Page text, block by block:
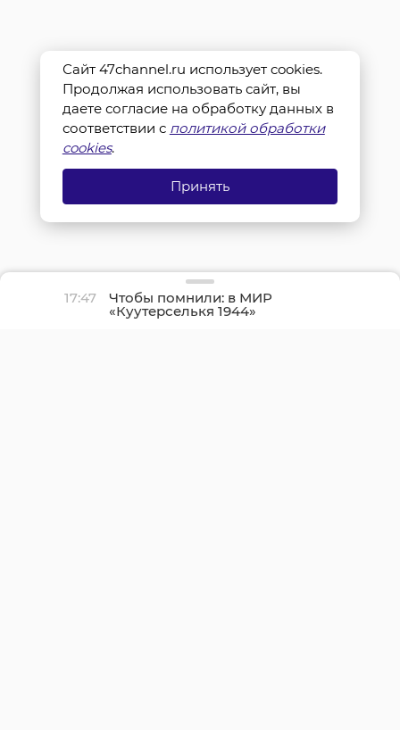
17:47 Чтобы помнили: в МИР
«Куутерселькя 1944»
реконструкторы снова
Сайт 47channel.ru использует cookies.
Продолжая использовать сайт, вы
даете согласие на обработку данных в
соответствии с политикой обработки
cookies.
Принять